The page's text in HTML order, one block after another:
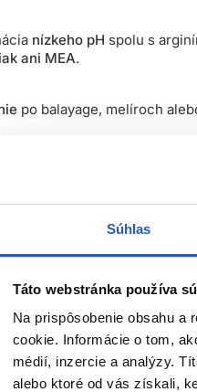
Súhlas
Táto webstránka používa
Na prispôsobenie obsahu a
cookie. Informácie o tom,
médií, inzercie a analýzy.
alebo ktoré od vás získali,
nízkeho pH spolu s
ani MEA.
po balayage, melíroch
zložiek
- Naše receptúry
prístupu k
starostlivosti o
- 100% úspech v dosiahnutí
- O 20 % dlhšia
Crystal
- Tekuté
- Technológia, ktorá znižuje